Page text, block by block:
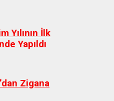
Yılının İlk
Yapıldı
Zigana